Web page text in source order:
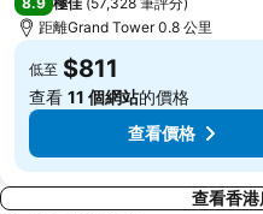
皇崗口岸
長洲
香港屯門
九龍塘
距離Grand Tower 0.8 公里
低至 $811
查看 11 個網站的價格
查看價格
查看香